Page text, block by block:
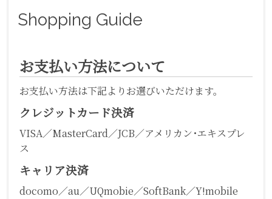
Shopping Guide
お支払い方法について
お支払い方法は下記よりお選びいただけます。
クレジットカード決済
VISA／MasterCard／JCB／アメリカン･エキスプレ
ス
キャリア決済
docomo／au／UQmobie／SoftBank／Y!mobile